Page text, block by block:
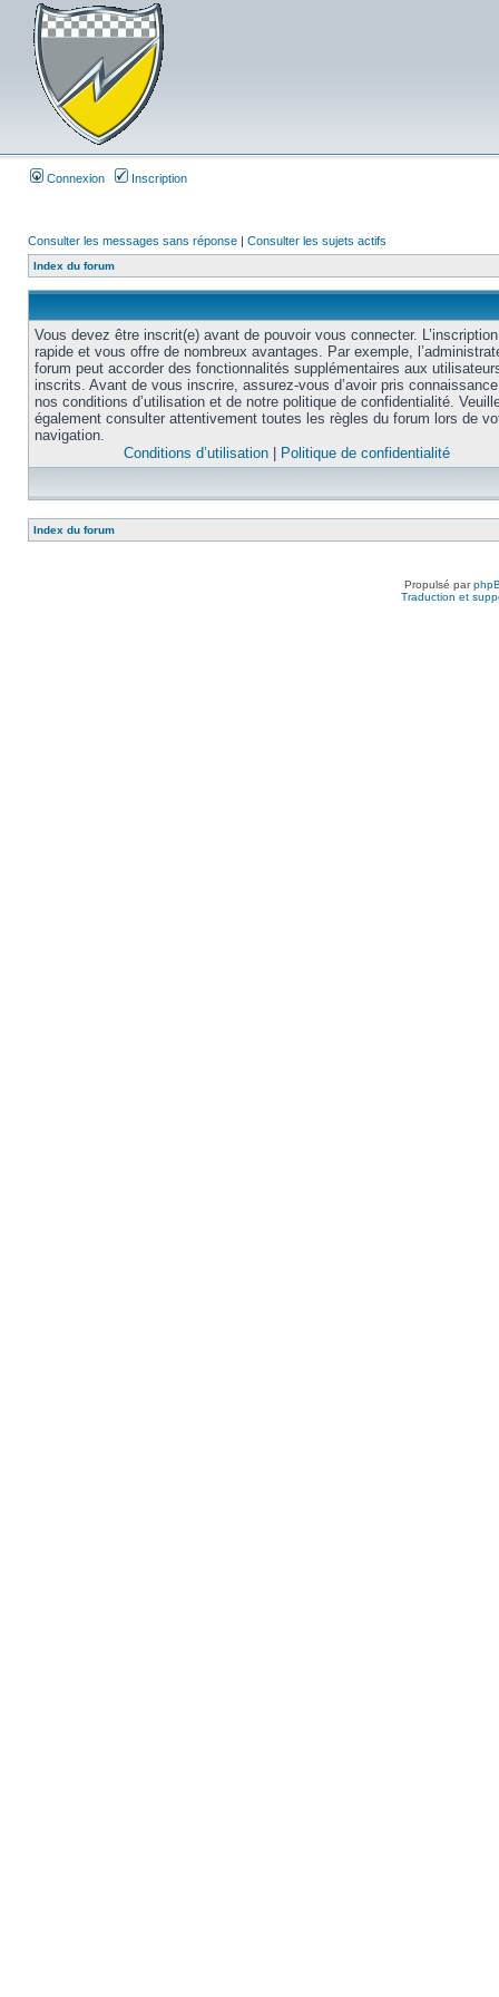
Connexion Inscription
Consulter les messages sans réponse | Consulter les sujets actifs
Index du forum
Vous devez être inscrit(e) avant de pouvoir vous connecter.
rapide et vous offre de nombreux avantages. Par exemple,
forum peut accorder des fonctionnalités supplémentaires aux
inscrits. Avant de vous inscrire, assurez-vous d’avoir pris
nos conditions d’utilisation et de notre politique de confidentialité.
également consulter attentivement toutes les règles du forum lors de
navigation.
Conditions d’utilisation
Politique de confidentialité
Index du forum
Propulsé par
Traduction et